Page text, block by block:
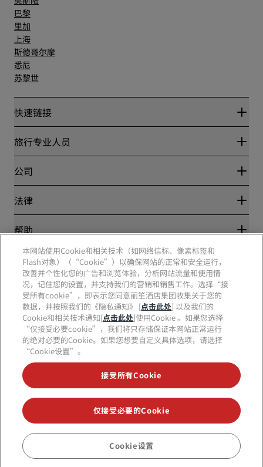
预订
巴黎
里加
上海
斯德哥尔摩
悉尼
苏黎世
快速链接
丽赏会
Blog
目的地
丽笙酒店集团APP
体育认证酒店
家庭友好型酒店
旅行专业人员
合作伙伴
公司
丽笙酒店集团
工作机会 RHG
工作机会 PPHE
工作机会 EHL
The Club by RHG
发展机会
责任经营
采购
法律
隐私中心
丽赏会条款和条件
网站使用协议
数字无障碍
现代奴隶制声明
帮助
消费者警示
联系方式
常见问题
网站地图
社交媒体
丽笙酒店集团品牌
不再错失我们最受欢迎的酒店优惠
© 2026 丽笙酒店集团.保留所有权利。RHG丽笙酒店集团、丽筠、丽芮、丽
笙、丽笙精选、丽祺、丽亭、丽柏、丽怡、Prize by Radisson、丽赏会和丽
笙会议是丽笙酒店集团的商标。
本网站使用Cookie和相关技术（如网络信标、像素标签和
Flash对象）（“Cookie”）以确保网站的正常和安全运行，
改善并个性化您的广告和浏览体验，分析网站流量和使用情
况，记住您的设置，并支持我们的营销和销售工作。选择“接
受所有cookie”，即表示您同意丽笙酒店集团收集关于您的
数据，并按照我们的《隐私通知》 [点击此处] 以及我们的
Cookie和相关技术通知[点击此处]使用Cookie 。如果您选择
“仅接受必要cookie”，我们将只存储保证本网站正常运行
的绝对必要的Cookie。如果您想要自定义具体选项，请选择
“Cookie设置”。
接受所有Cookie
仅接受必要的Cookie
Cookie设置